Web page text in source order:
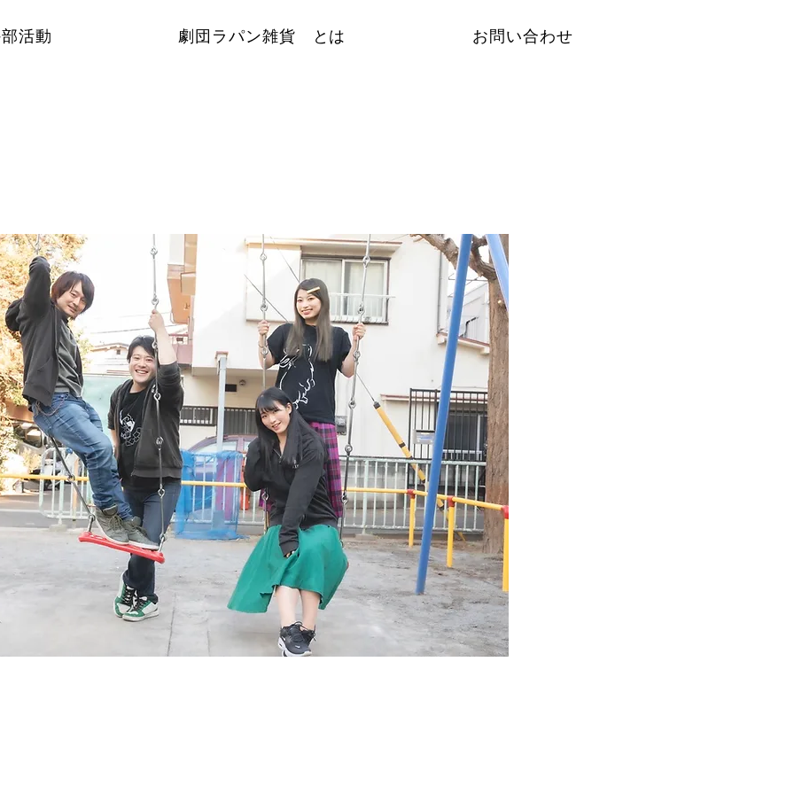
活動 劇団ラパン雑貨ゝとは お問い合わせ